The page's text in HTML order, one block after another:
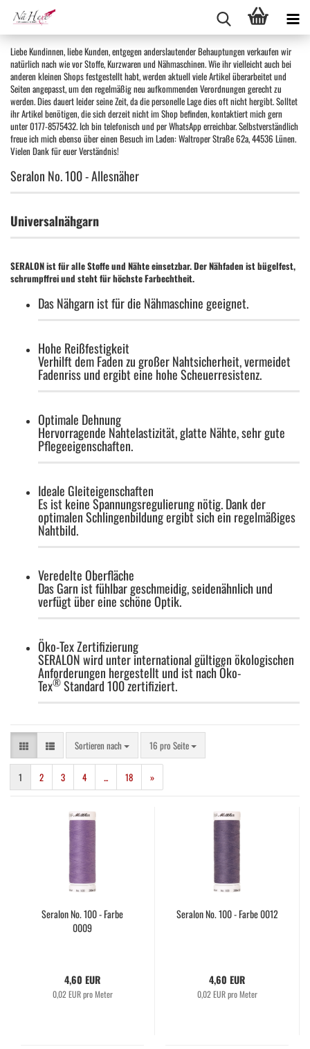
Liebe Kundinnen, liebe Kunden, entgegen anderslautender Behauptungen verkaufen wir
natürlich nach wie vor Stoffe, Kurzwaren und Nähmaschinen. Wie ihr vielleicht auch bei
anderen kleinen Shops festgestellt habt, werden aktuell viele Artikel überarbeitet und
Seiten angepasst, um den regelmäßig neu aufkommenden Verordnungen gerecht zu
werden. Dies dauert leider seine Zeit, da die personelle Lage dies oft nicht hergibt. Solltet
ihr Artikel benötigen, die sich derzeit nicht im Shop befinden, kontaktiert mich gern
unter 0177-8575432. Ich bin telefonisch und per WhatsApp erreichbar. Selbstverständlich
freue ich mich ebenso über einen Besuch im Laden: Waltroper Straße 62a, 44536 Lünen.
Vielen Dank für euer Verständnis!
Seralon No. 100 - Allesnäher
Universalnähgarn
SERALON ist für alle Stoffe und Nähte einsetzbar. Der Nähfaden ist bügelfest,
schrumpffrei und steht für höchste Farbechtheit.
Das Nähgarn ist für die Nähmaschine geeignet.
Hohe Reißfestigkeit
Verhilft dem Faden zu großer Nahtsicherheit, vermeidet
Fadenriss und ergibt eine hohe Scheuerresistenz.
Optimale Dehnung
Hervorragende Nahtelastizität, glatte Nähte, sehr gute
Pflegeeigenschaften.
Ideale Gleiteigenschaften
Es ist keine Spannungsregulierung nötig. Dank der
optimalen Schlingenbildung ergibt sich ein regelmäßiges
Nahtbild.
Veredelte Oberfläche
Das Garn ist fühlbar geschmeidig, seidenähnlich und
verfügt über eine schöne Optik.
Öko-Tex Zertifizierung
SERALON wird unter international gültigen ökologischen
Anforderungen hergestellt und ist nach Öko-
Tex® Standard 100 zertifiziert.
Sortieren nach
Sortieren nach 16 pro Seite
pro Seite
1 2 3 4 ... 18 »
Seralon No. 100 - Farbe
0009
4,60 EUR
0,02 EUR pro Meter
Seralon No. 100 - Farbe 0012
4,60 EUR
0,02 EUR pro Meter